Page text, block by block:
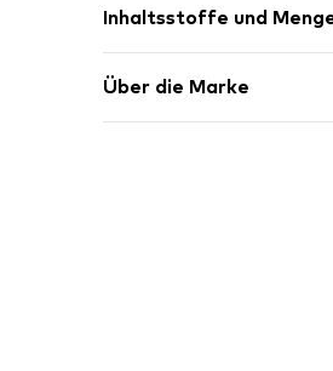
Inhaltsstoffe und
Über die Marke